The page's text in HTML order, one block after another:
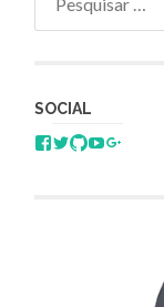
SOCIAL